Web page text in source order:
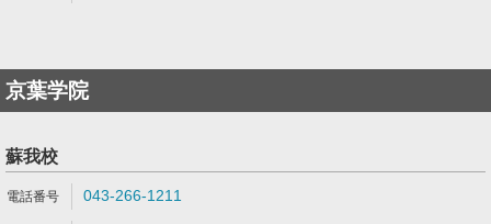
京葉学院
蘇我校
043-266-1211